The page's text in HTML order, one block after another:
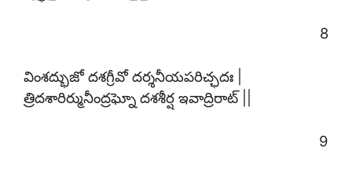
8
వింశద్భుజో దశగ్రీవో దర్శనీయపరిచ్ఛదః |
త్రిదశారిర్మునీంద్రఘ్నో దశశీర్ష ఇవాద్రిరాట్ ||
9